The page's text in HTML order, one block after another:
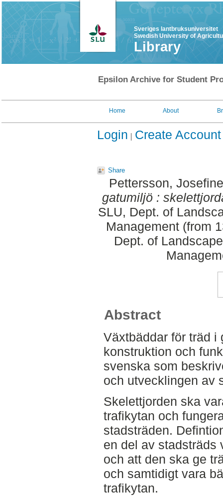
Sveriges lantbruksuniversitet
Swedish University of
Library
Epsilon Archive for Student
Home About
Login Create Account
Share
Pettersson, Josefine
gatumiljö :
SLU, Dept. of
Management (from
Dept. of
Abstract
Växtbäddar för träd i
konstruktion och
svenska som
och utvecklingen av
Skelettjorden ska
trafikytan och
stadsträden.
en del av stadsträds
och att den ska ge
och samtidigt vara
trafikytan.